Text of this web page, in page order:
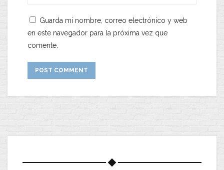
Guarda mi nombre, correo electrónico y web
en este navegador para la próxima vez que
comente.